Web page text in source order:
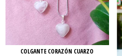
COLGANTE CORAZÓN CUARZO